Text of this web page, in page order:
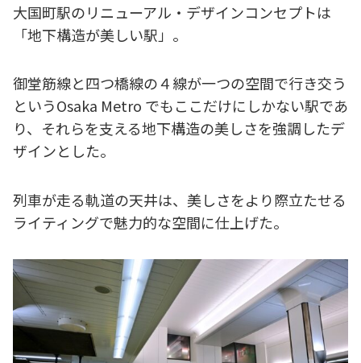
大国町駅のリニューアル・デザインコンセプトは
「地下構造が美しい駅」。
御堂筋線と四つ橋線の４線が一つの空間で行き交う
というOsaka Metro でもここだけにしかない駅であ
り、それらを支える地下構造の美しさを強調したデ
ザインとした。
列車が走る軌道の天井は、美しさをより際立たせる
ライティングで魅力的な空間に仕上げた。